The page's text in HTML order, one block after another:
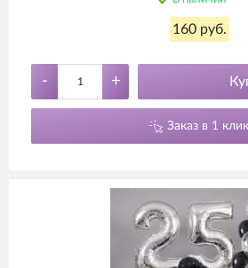
160 руб.
- +
Заказ в 1 клик